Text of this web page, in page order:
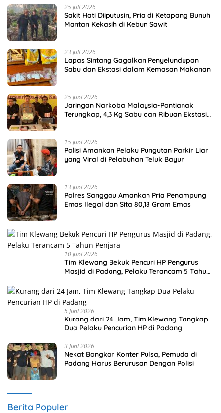
25 Juli 2026
Sakit Hati Diiputusin, Pria di Ketapang Bunuh
Mantan Kekasih di Kebun Sawit
23 Juli 2026
Lapas Sintang Gagalkan Penyelundupan
Sabu dan Ekstasi dalam Kemasan Makanan
25 Juni 2026
Jaringan Narkoba Malaysia-Pontianak
Terungkap, 4,3 Kg Sabu dan Ribuan Ekstasi
15 Juni 2026
Polisi Amankan Pelaku Pungutan Parkir Liar
yang Viral di Pelabuhan Teluk Bayur
13 Juni 2026
Polres Sanggau Amankan Pria Penampung
Emas Ilegal dan Sita 80,18 Gram Emas
10 Juni 2026
Tim Klewang Bekuk Pencuri HP Pengurus
Masjid di Padang, Pelaku Terancam 5 Tahun
5 Juni 2026
Kurang dari 24 Jam, Tim Klewang Tangkap
Dua Pelaku Pencurian HP di Padang
3 Juni 2026
Nekat Bongkar Konter Pulsa, Pemuda di
Padang Harus Berurusan Dengan Polisi
Berita Populer